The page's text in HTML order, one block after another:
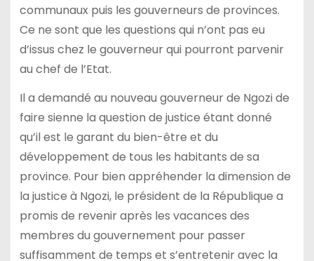
communaux puis les gouverneurs de provinces.
Ce ne sont que les questions qui n’ont pas eu
d’issus chez le gouverneur qui pourront parvenir
au chef de l’Etat.
Il a demandé au nouveau gouverneur de Ngozi de
faire sienne la question de justice étant donné
qu’il est le garant du bien-être et du
développement de tous les habitants de sa
province. Pour bien appréhender la dimension de
la justice à Ngozi, le président de la République a
promis de revenir après les vacances des
membres du gouvernement pour passer
suffisamment de temps et s’entretenir avec la